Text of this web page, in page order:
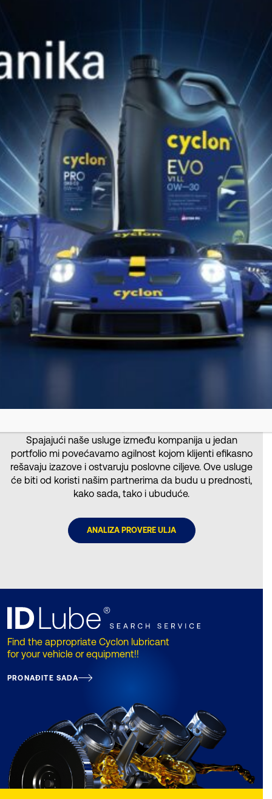
European lubricants company. LPC -being
a major producer of base oils- is fully
verticalized and uses state of the art
technology in all its production plants.
ISTRAŽITE VIŠE
Spajajući naše usluge između kompanija u jedan
portfolio mi povećavamo agilnost kojom klijenti efikasno
rešavaju izazove i ostvaruju poslovne ciljeve. Ove usluge
će biti od koristi našim partnerima da budu u prednosti,
kako sada, tako i ubuduće.
ANALIZA PROVERE ULJA
Find the appropriate Cyclon lubricant
for your vehicle or equipment!!
PRONAĐITE SADA